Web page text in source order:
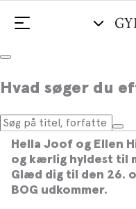
Hvad søger du
Ny bog er en
hunde
Hella Joof og Ellen
og kærlig hyldest til
Glæd dig til den 26.
BOG udkommer.